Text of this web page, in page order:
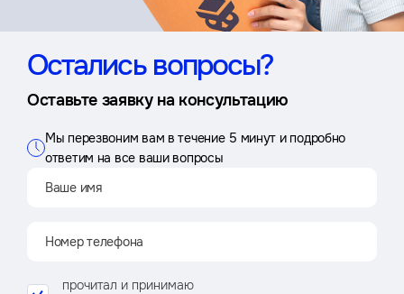
Остались вопросы?
Оставьте заявку на консультацию
Мы перезвоним вам в течение 5 минут и подробно
ответим на все ваши вопросы
прочитал и принимаю